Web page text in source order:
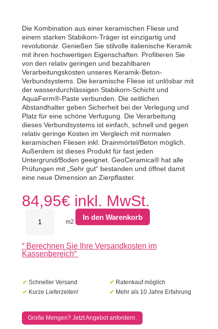
Die Kombination aus einer keramischen Fliese und
einem starken Stabikorn-Träger ist einzigartig und
revolutionär. Genießen Sie stilvolle italienische Keramik
mit ihren hochwertigen Eigenschaften. Profitieren Sie
von den relativ geringen und bezahlbaren
Verarbeitungskosten unseres Keramik-Beton-
Verbundsystems. Die keramische Fliese ist unlösbar mit
der wasserdurchlässigen Stabikorn-Schicht und
AquaFerm®-Paste verbunden. Die seitlichen
Abstandhalter geben Sicherheit bei der Verlegung und
Platz für eine schöne Verfugung. Die Verarbeitung
dieses Verbundsystems ist einfach, schnell und gegen
relativ geringe Kosten im Vergleich mit normalen
keramischen Fliesen inkl. Drainmörtel/Beton möglich.
Außerdem ist dieses Produkt für fast jeden
Untergrund/Boden geeignet. GeoCeramica® hat alle
Prüfungen mit „Sehr gut“ bestanden und öffnet damit
eine neue Dimension an Zierpflaster.
84,95€ inkl. MwSt.
GeoCeramica
Mustang
Grey
m2
In den Warenkorb
“ Berechnen Sie Ihre Versandkosten im
Kassenbereich“
✔ Schneller Versand ✔ Ratenkauf möglich
✔ Kurze Lieferzeiten! ✔ Mehr als 10 Jahre Erfahrung
Große Mengen? Jetzt Angebot anfordern.